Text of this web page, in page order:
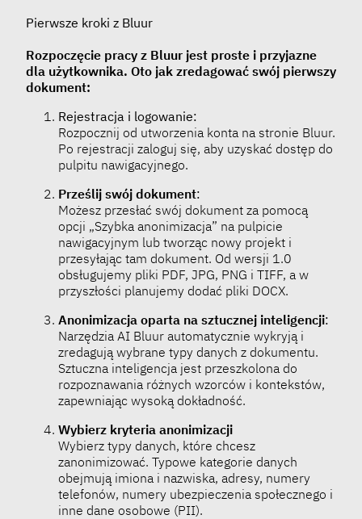
Pierwsze kroki z Bluur
Rozpoczęcie pracy z Bluur jest proste i przyjazne
dla użytkownika. Oto jak zredagować swój pierwszy
dokument:
Rejestracja i logowanie:
Rozpocznij od utworzenia konta na stronie Bluur.
Po rejestracji zaloguj się, aby uzyskać dostęp do
pulpitu nawigacyjnego.
Prześlij swój dokument:
Możesz przesłać swój dokument za pomocą
opcji „Szybka anonimizacja” na pulpicie
nawigacyjnym lub tworząc nowy projekt i
przesyłając tam dokument. Od wersji 1.0
obsługujemy pliki PDF, JPG, PNG i TIFF, a w
przyszłości planujemy dodać pliki DOCX.
Anonimizacja oparta na sztucznej inteligencji:
Narzędzia AI Bluur automatycznie wykryją i
zredagują wybrane typy danych z dokumentu.
Sztuczna inteligencja jest przeszkolona do
rozpoznawania różnych wzorców i kontekstów,
zapewniając wysoką dokładność.
Wybierz kryteria anonimizacji
Wybierz typy danych, które chcesz
zanonimizować. Typowe kategorie danych
obejmują imiona i nazwiska, adresy, numery
telefonów, numery ubezpieczenia społecznego i
inne dane osobowe (PII).